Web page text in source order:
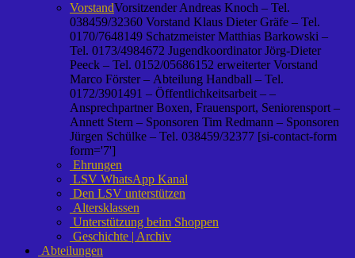
VorstandVorsitzender Andreas Knoch – Tel.
038459/32360 Vorstand Klaus Dieter Gräfe – Tel.
0170/7648149 Schatzmeister Matthias Barkowski –
Tel. 0173/4984672 Jugendkoordinator Jörg-Dieter
Peeck – Tel. 0152/05686152 erweiterter Vorstand
Marco Förster – Abteilung Handball – Tel.
0172/3901491 – Öffentlichkeitsarbeit – –
Ansprechpartner Boxen, Frauensport, Seniorensport –
Annett Stern – Sponsoren Tim Redmann – Sponsoren
Jürgen Schülke – Tel. 038459/32377 [si-contact-form
form='7']
Ehrungen
LSV WhatsApp Kanal
Den LSV unterstützen
Altersklassen
Unterstützung beim Shoppen
Geschichte | Archiv
Abteilungen